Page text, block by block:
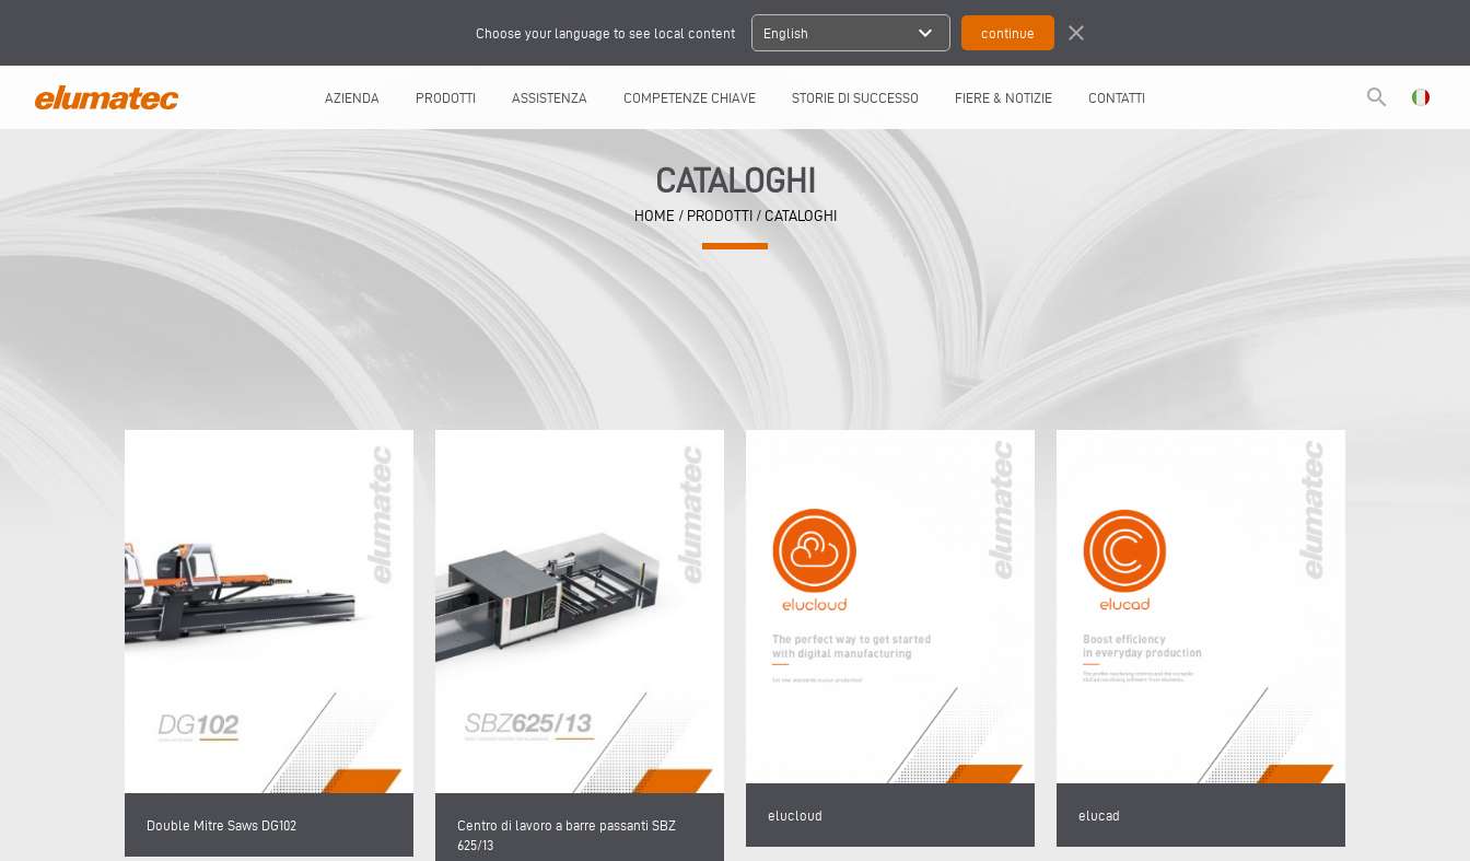
Choose your language to see local content English expand_more close
AZIENDA PRODOTTI ASSISTENZA COMPETENZE CHIAVE STORIE DI SUCCESSO FIERE & NOTIZIE CONTATTI search
CATALOGHI
HOME / PRODOTTI / CATALOGHI
Double Mitre Saws DG102
Centro di lavoro a barre passanti SBZ
625/13
elucloud elucad